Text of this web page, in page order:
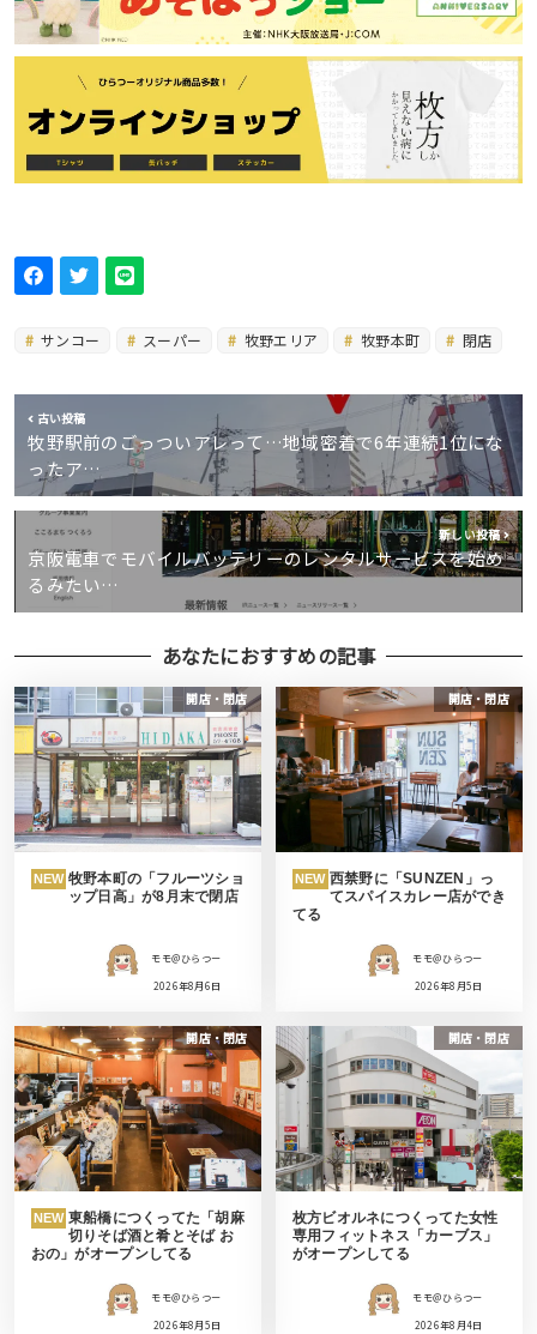
サンコー スーパー 牧野エリア 牧野本町 閉店
古い投稿
牧野駅前のごっついアレって…地域密着で6年連続1位にな
ったア…
新しい投稿
京阪電車でモバイルバッテリーのレンタルサービスを始め
るみたい…
あなたにおすすめの記事
開店・閉店
NEW 牧野本町の「フルーツショ
ップ日高」が8月末で閉店
モモ＠ひらつー
2026年8月6日
開店・閉店
NEW 西禁野に「SUNZEN」っ
てスパイスカレー店ができ
てる
モモ＠ひらつー
2026年8月5日
開店・閉店
NEW 東船橋につくってた「胡麻
切りそば酒と肴とそば お
おの」がオープンしてる
モモ＠ひらつー
2026年8月5日
開店・閉店
枚方ビオルネにつくってた女性
専用フィットネス「カーブス」
がオープンしてる
モモ＠ひらつー
2026年8月4日